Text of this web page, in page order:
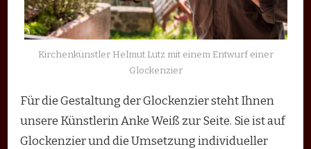
Kirchenkünstler Helmut Lutz mit einem Entwurf einer
Glockenzier
Für die Gestaltung der Glockenzier steht Ihnen
unsere Künstlerin Anke Weiß zur Seite. Sie ist auf
Glockenzier und die Umsetzung individueller